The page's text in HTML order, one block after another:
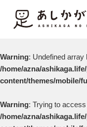
Warning: Undefined array
/home/azna/
content/themes/mobile/
Warning: Trying to
/home/azna/